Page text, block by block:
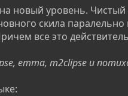
новый уровень. Чистый
скила
все это
emma, m2clipse и